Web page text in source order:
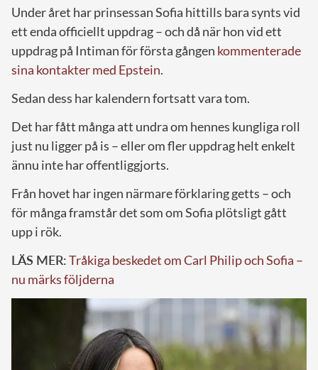
Under året har prinsessan Sofia hittills bara synts vid
ett enda officiellt uppdrag – och då när hon vid ett
uppdrag på Intiman för första gången kommenterade
sina kontakter med Epstein.
Sedan dess har kalendern fortsatt vara tom.
Det har fått många att undra om hennes kungliga roll
just nu ligger på is – eller om fler uppdrag helt enkelt
ännu inte har offentliggjorts.
Från hovet har ingen närmare förklaring getts – och
för många framstår det som om Sofia plötsligt gått
upp i rök.
LÄS MER:Tråkiga beskedet om Carl Philip och Sofia –
nu märks följderna